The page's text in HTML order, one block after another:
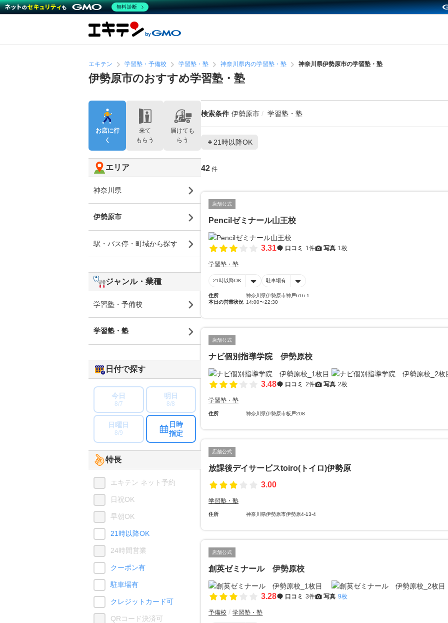
エキテン 学習塾・予備校 学習塾・塾 神奈川県内の学習塾・塾 神奈川県伊勢原市の学習塾・塾
伊勢原市のおすすめ学習塾・塾
検索条件 伊勢原市 学習塾・塾
21時以降OK
42 件
店舗公式
Pencilゼミナール山王校
3.31 口コミ 1件 写真 1枚
学習塾・塾
21時以降OK 駐車場有
住所
神奈川県伊勢原市神戸616-1
本日の営業状況 14:00〜22:30
店舗公式
ナビ個別指導学院 伊勢原校
3.48 口コミ 2件 写真 2枚
学習塾・塾
住所 神奈川県伊勢原市板戸208
店舗公式
放課後デイサービスtoiro(トイロ)伊勢原
3.00
学習塾・塾
住所 神奈川県伊勢原市伊勢原4-13-4
店舗公式
創英ゼミナール 伊勢原校
3.28 口コミ 3件 写真 9枚
予備校 学習塾・塾
お店に行
く
来て
もらう
届けても
らう
エリア
神奈川県
伊勢原市
駅・バス停・町域から探す
ジャンル・業種
学習塾・予備校
学習塾・塾
日付で探す
今日
8/7
明日
8/8
日曜日
8/9
日時
指定
特長
エキテン ネット予約
日祝OK
早朝OK
21時以降OK
24時間営業
クーポン有
駐車場有
クレジットカード可
QRコード決済可
無料診断